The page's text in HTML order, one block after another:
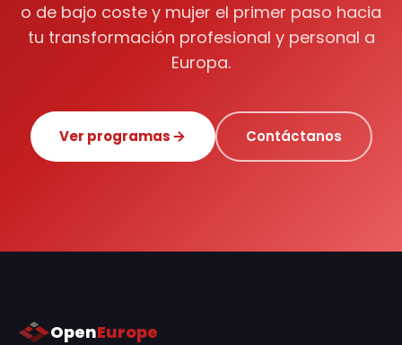
o de bajo coste y mujer el primer paso hacia
tu transformación profesional y personal a
Europa.
Ver programas Contáctanos
OpenEurope